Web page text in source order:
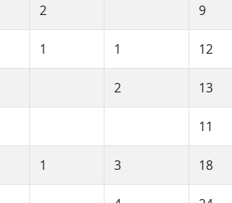
2 9
1 1 12
2 13
11
1 3 18